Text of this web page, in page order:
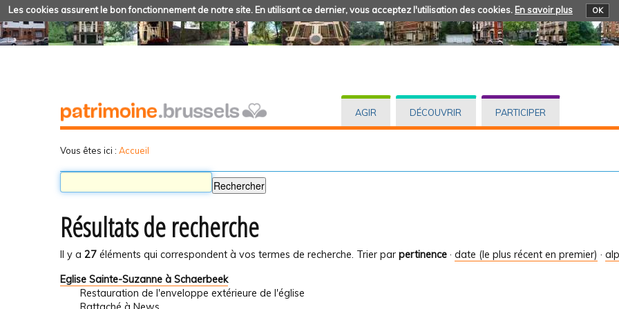
Les cookies assurent le bon fonctionnement de notre site. En utilisant ce dernier, vous acceptez l'utilisation des cookies. En savoir plus OK
AGIR DÉCOUVRIR PARTICIPER
Vous êtes ici : Accueil
Résultats de recherche
Il y a 27 éléments qui correspondent à vos termes de recherche. Trier par pertinence · date (le plus récent en premier) ·
Eglise Sainte-Suzanne à Schaerbeek
Restauration de l'enveloppe extérieure de l'église